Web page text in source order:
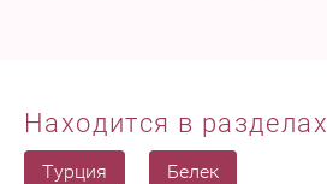
Находится в разделах
Турция Белек